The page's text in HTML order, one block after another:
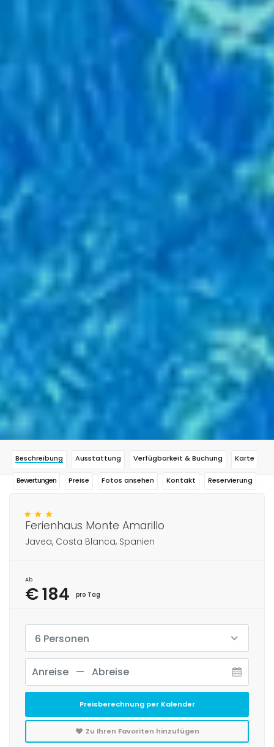
Beschreibung Ausstattung Verfügbarkeit & Buchung Karte
Bewertungen Preise Fotos ansehen Kontakt Reservierung
Ferienhaus Monte Amarillo
Javea, Costa Blanca, Spanien
Ab
€ 184 pro Tag
6 Personen
Preisberechnung per Kalender
Zu Ihren Favoriten hinzufügen